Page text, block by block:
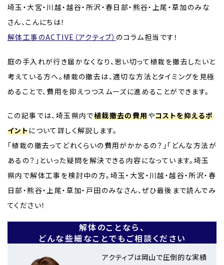
埼玉・大宮・川越・越谷・所沢・春日部・熊谷・上尾・草加のみな
さん、こんにちは！
解体工事のACTIVE（アクティブ） のコラム担当です！
庭の手入れが行き届かなくなり、思い切って植栽を撤去したいと
考えている方へ。植栽の撤去は、適切な方法とタイミングを見極
めることで、費用を抑えつつスムーズに進めることができます。
この記事では、埼玉県内で植栽撤去の費用やコストを抑えるポ
イントについて詳しく解説します。
「植栽の撤去ってどれくらいの費用がかかるの？」「どんな方法が
あるの？」といった疑問を解決できる内容になっています。埼玉
県内で解体工事を検討中の方。埼玉・大宮・川越・越谷・所沢・春
日部・熊谷・上尾・草加・戸田のみなさん、ぜひ最後まで読んでみ
てください！
解体のことなら、
どんな些細なことでもご相談ください
アクティブは岡山で圧倒的な実績